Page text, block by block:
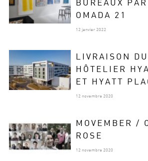
BUREAUX
OMADA 21
12 janvier 2022
LIVRAISON
HÔTELIER
ET HYATT
12 novembre 2020
MOVEMBER /
ROSE
12 novembre 2020